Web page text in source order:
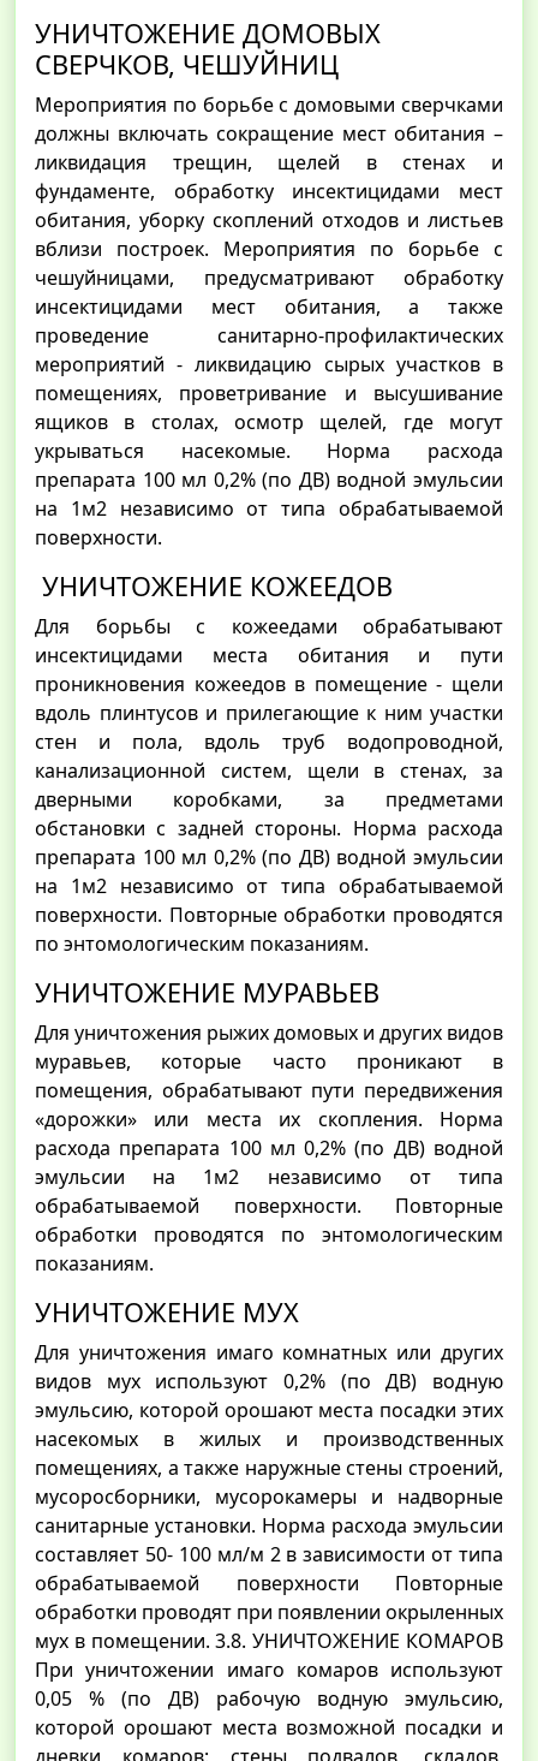
УНИЧТОЖЕНИЕ ДОМОВЫХ
СВЕРЧКОВ, ЧЕШУЙНИЦ
Мероприятия по борьбе с домовыми сверчками
должны включать сокращение мест обитания –
ликвидация трещин, щелей в стенах и
фундаменте, обработку инсектицидами мест
обитания, уборку скоплений отходов и листьев
вблизи построек. Мероприятия по борьбе с
чешуйницами, предусматривают обработку
инсектицидами мест обитания, а также
проведение санитарно-профилактических
мероприятий - ликвидацию сырых участков в
помещениях, проветривание и высушивание
ящиков в столах, осмотр щелей, где могут
укрываться насекомые. Норма расхода
препарата 100 мл 0,2% (по ДВ) водной эмульсии
на 1м2 независимо от типа обрабатываемой
поверхности.
УНИЧТОЖЕНИЕ КОЖЕЕДОВ
Для борьбы с кожеедами обрабатывают
инсектицидами места обитания и пути
проникновения кожеедов в помещение - щели
вдоль плинтусов и прилегающие к ним участки
стен и пола, вдоль труб водопроводной,
канализационной систем, щели в стенах, за
дверными коробками, за предметами
обстановки с задней стороны. Норма расхода
препарата 100 мл 0,2% (по ДВ) водной эмульсии
на 1м2 независимо от типа обрабатываемой
поверхности. Повторные обработки проводятся
по энтомологическим показаниям.
УНИЧТОЖЕНИЕ МУРАВЬЕВ
Для уничтожения рыжих домовых и других видов
муравьев, которые часто проникают в
помещения, обрабатывают пути передвижения
«дорожки» или места их скопления. Норма
расхода препарата 100 мл 0,2% (по ДВ) водной
эмульсии на 1м2 независимо от типа
обрабатываемой поверхности. Повторные
обработки проводятся по энтомологическим
показаниям.
УНИЧТОЖЕНИЕ МУХ
Для уничтожения имаго комнатных или других
видов мух используют 0,2% (по ДВ) водную
эмульсию, которой орошают места посадки этих
насекомых в жилых и производственных
помещениях, а также наружные стены строений,
мусоросборники, мусорокамеры и надворные
санитарные установки. Норма расхода эмульсии
составляет 50- 100 мл/м 2 в зависимости от типа
обрабатываемой поверхности Повторные
обработки проводят при появлении окрыленных
мух в помещении. 3.8. УНИЧТОЖЕНИЕ КОМАРОВ
При уничтожении имаго комаров используют
0,05 % (по ДВ) рабочую водную эмульсию,
которой орошают места возможной посадки и